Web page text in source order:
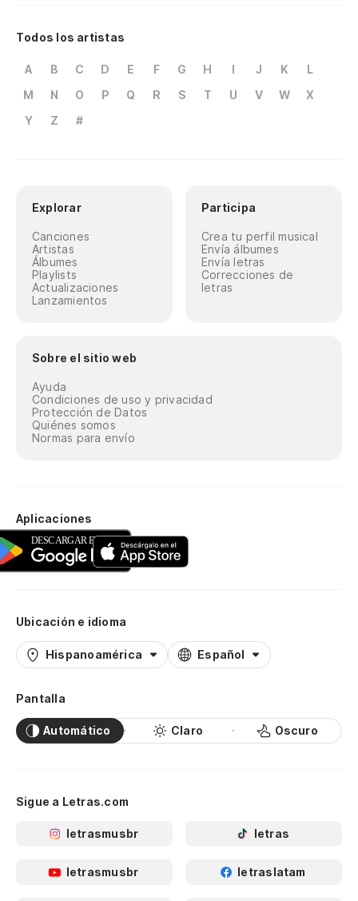
Todos los artistas
A B C D E F G H I J K
L
M
N O P Q R S T U V W
X
Y
Z #
Explorar
Canciones
Artistas
Álbumes
Playlists
Actualizaciones
Lanzamientos
Participa
Crea tu perfil musical
Envía álbumes
Envía letras
Correcciones de
letras
Sobre el sitio web
Ayuda
Condiciones de uso y privacidad
Protección de Datos
Quiénes somos
Normas para envío
Aplicaciones
Ubicación e idioma
Hispanoamérica Español
Pantalla
Automático Claro Oscuro
Sigue a Letras.com
letrasmusbr letras
letrasmusbr letraslatam